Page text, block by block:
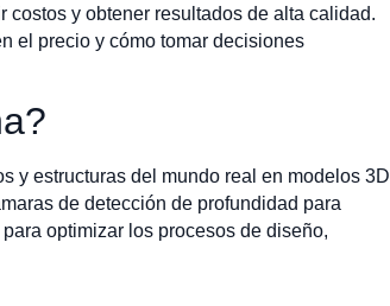
costos y obtener resultados de alta calidad.
el precio y cómo tomar decisiones
y estructuras del mundo real en modelos 3D
de detección de profundidad para
optimizar los procesos de diseño,